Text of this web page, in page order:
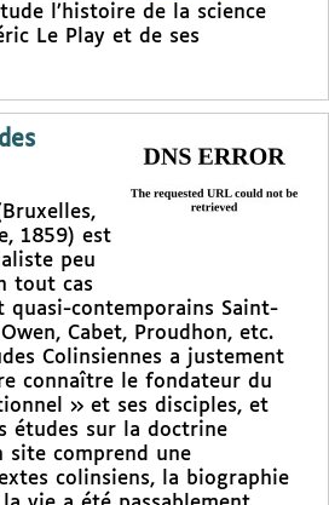
l’histoire de la science
Le Play et de ses
1859) est
peu
tout cas
quasi-contemporains Saint-
Cabet, Proudhon, etc.
Colinsiennes a justement
connaître le fondateur du
» et ses disciples, et
études sur la doctrine
site comprend une
colinsiens, la biographie